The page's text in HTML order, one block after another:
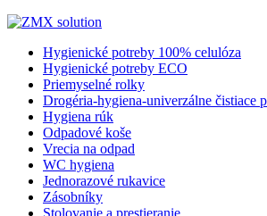
Hygienické potreby 100% celulóza
Hygienické potreby ECO
Priemyselné rolky
Drogéria-hygiena-univerzálne čistiace
Hygiena rúk
Odpadové koše
Vrecia na odpad
WC hygiena
Jednorazové rukavice
Zásobníky
Stolovanie a prestieranie